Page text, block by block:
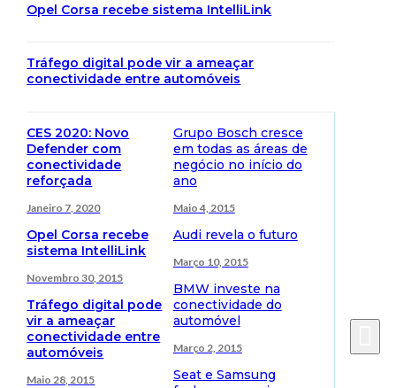
Opel Corsa recebe sistema IntelliLink
Tráfego digital pode vir a ameaçar
conectividade entre automóveis
CES 2020: Novo
Defender com
conectividade
reforçada
Janeiro 7, 2020
Opel Corsa recebe
sistema IntelliLink
Novembro 30, 2015
Tráfego digital pode
vir a ameaçar
conectividade entre
automóveis
Maio 28, 2015
Grupo Bosch cresce
em todas as áreas de
negócio no início do
ano
Maio 4, 2015
Audi revela o futuro
Março 10, 2015
BMW investe na
conectividade do
automóvel
Março 2, 2015
Seat e Samsung